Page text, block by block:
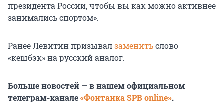
президента России, чтобы вы как можно активнее
занимались спортом».
Ранее Левитин призывалзаменитьслово
«кешбэк» на русский аналог.
Больше новостей — в нашем официальном
телеграм-канале«Фонтанка SPB online».